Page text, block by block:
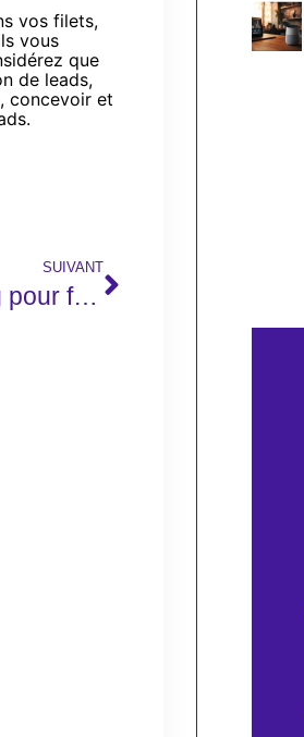
vos filets,
vous
que
de leads,
concevoir et
SUIVANT
Misez sur le marketing pour faire performer votre entreprise